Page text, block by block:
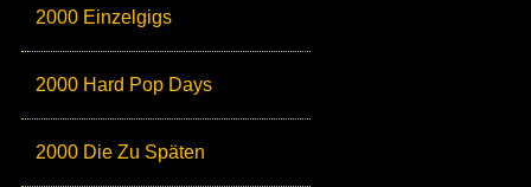
2000 Einzelgigs
2000 Hard Pop Days
2000 Die Zu Späten